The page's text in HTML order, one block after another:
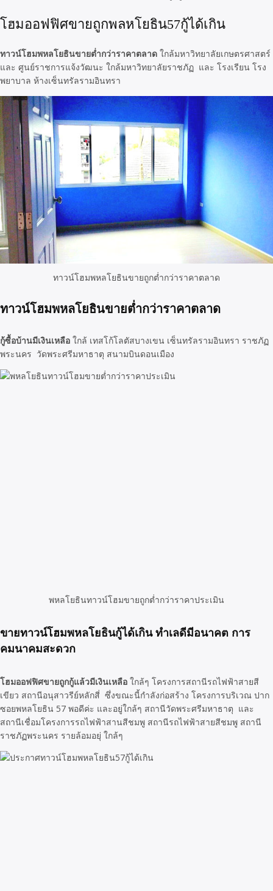
โฮมออฟฟิศขายถูกพลหโยธิน57กู้ได้เกิน
ทาวน์โฮมพหลโยธินขายต่ำกว่าราคาตลาด ใกล้มหาวิทยาลัยเกษตรศาสตร์
และ ศูนย์ราชการแจ้งวัฒนะ ใกล้มหาวิทยาลัยราชภัฏ และ โรงเรียน โรง
พยาบาล ห้างเซ็นทรัลรามอินทรา
ทาวน์โฮมพหลโยธินขายถูกต่ำกว่าราคาตลาด
ทาวน์โฮมพหลโยธินขายต่ำกว่าราคาตลาด
กู้ซื้อบ้านมีเงินเหลือ ใกล้ เทสโก้โลตัสบางเขน เซ็นทรัลรามอินทรา ราชภัฏ
พระนคร วัดพระศรีมหาธาตุ สนามบินดอนเมือง
พหลโยธินทาวน์โฮมขายถูกต่ำกว่าราคาประเมิน
ขายทาวน์โฮมพหลโยธินกู้ได้เกิน ทำเลดีมีอนาคต การ
คมนาคมสะดวก
โฮมออฟฟิศขายถูกกู้แล้วมีเงินเหลือ ใกล้ๆ โครงการสถานีรถไฟฟ้าสายสี
เขียว สถานีอนุสาวรีย์หลักสี่ ซึ่งขณะนี้กำลังก่อสร้าง โครงการบริเวณ ปาก
ซอยพหลโยธิน 57 พอดีค่ะ และอยู่ใกล้ๆ สถานีวัดพระศรีมหาธาตุ และ
สถานีเชื่อมโครงการรถไฟฟ้าสานสีชมพู สถานีรถไฟฟ้าสายสีชมพู สถานี
ราชภัฏพระนคร รายล้อมอยุ่ ใกล้ๆ